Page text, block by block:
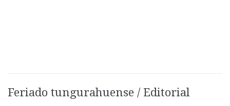
Feriado tungurahuense / Editorial